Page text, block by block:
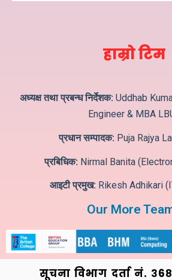
हाम्रो टिम
अध्यक्ष तथा प्रबन्ध निर्देशक: Uddhab
Engineer & MBA
प्रधान सम्पादक: Puja Rajya
प्रबिधिक: Nirmal Banita
आइटी प्रमुख: Rikesh Adhikari
Our More
सूचना विभाग दर्ता नं.